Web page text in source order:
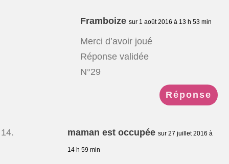
Framboize sur 1 août 2016 à 13 h 53 min
Merci d’avoir joué
Réponse validée
N°29
Réponse
maman est occupée sur 27 juillet 2016 à
14 h 59 min